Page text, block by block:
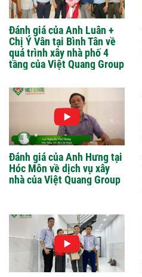
Đánh giá của Anh Luân +
Chị Ý Vân tại Bình Tân về
quá trình xây nhà phố 4
tầng của Việt Quang Group
Đánh giá của Anh Hưng tại
Hóc Môn về dịch vụ xây
nhà của Việt Quang Group